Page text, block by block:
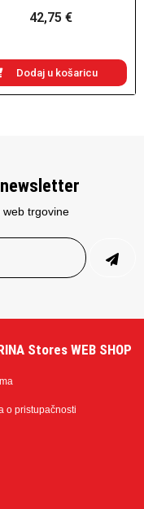
42,75 €
Dodaj u košaricu
web trgovine
Stores WEB SHOP
o pristupačnosti